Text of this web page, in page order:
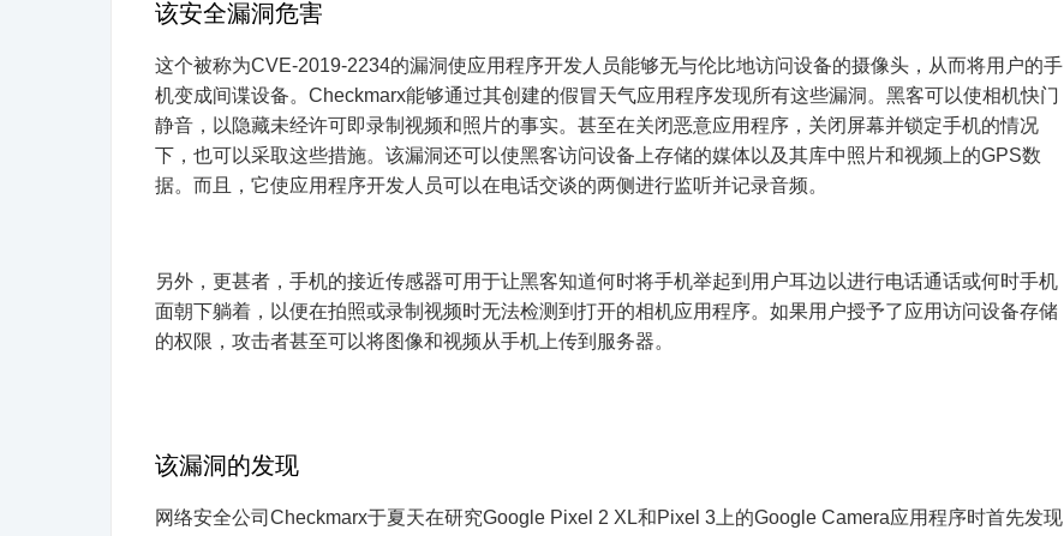
该安全漏洞危害
这个被称为CVE-2019-2234的漏洞使应用程序开发人员能够无与伦比地访问设备的摄像头，从而将用户的手
机变成间谍设备。Checkmarx能够通过其创建的假冒天气应用程序发现所有这些漏洞。黑客可以使相机快门
静音，以隐藏未经许可即录制视频和照片的事实。甚至在关闭恶意应用程序，关闭屏幕并锁定手机的情况
下，也可以采取这些措施。该漏洞还可以使黑客访问设备上存储的媒体以及其库中照片和视频上的GPS数
据。而且，它使应用程序开发人员可以在电话交谈的两侧进行监听并记录音频。
另外，更甚者，手机的接近传感器可用于让黑客知道何时将手机举起到用户耳边以进行电话通话或何时手机
面朝下躺着，以便在拍照或录制视频时无法检测到打开的相机应用程序。如果用户授予了应用访问设备存储
的权限，攻击者甚至可以将图像和视频从手机上传到服务器。
该漏洞的发现
网络安全公司Checkmarx于夏天在研究Google Pixel 2 XL和Pixel 3上的Google Camera应用程序时首先发现